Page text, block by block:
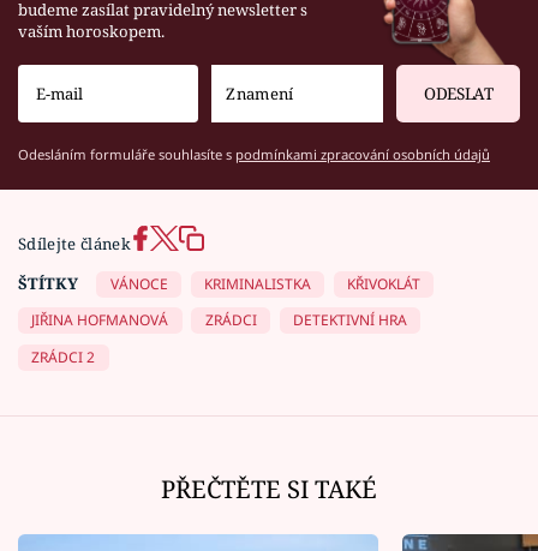
budeme zasílat pravidelný newsletter s
vaším horoskopem.
ODESLAT
Odesláním formuláře souhlasíte s podmínkami zpracování osobních údajů
Sdílejte článek
ŠTÍTKY
VÁNOCE KRIMINALISTKA
KŘIVOKLÁT
JIŘINA HOFMANOVÁ
ZRÁDCI
DETEKTIVNÍ HRA
ZRÁDCI 2
PŘEČTĚTE SI TAKÉ